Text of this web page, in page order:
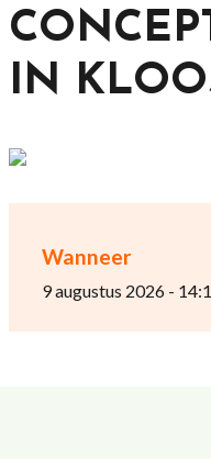
Wanneer
9 augustus 2026 -
IN